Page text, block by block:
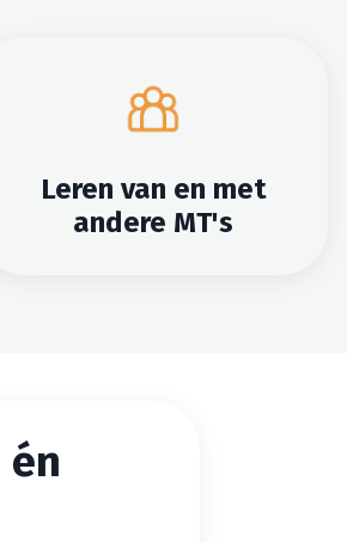
Leren van en met
andere MT's
én